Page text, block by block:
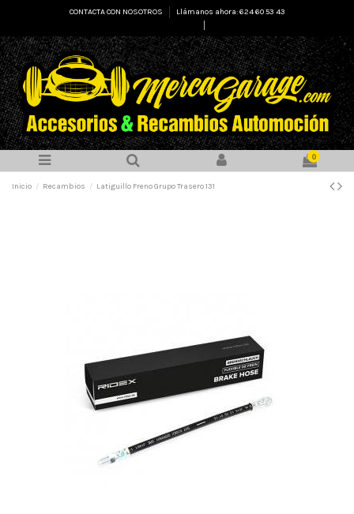
CONTACTA CON NOSOTROS
Llámanos ahora: 624 60 53 43
0
Inicio Recambios Latiguillo Freno Grupo Trasero 131